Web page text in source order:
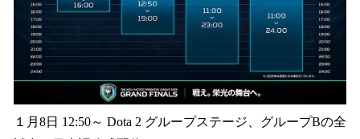
１月8日 12:50～ Dota 2 グループステージ、グループBの全